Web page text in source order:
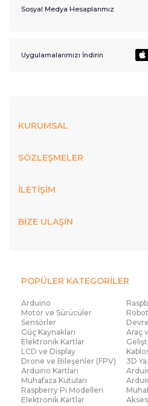
Sosyal Medya Hesaplarımız
Uygulamalarımızı İndirin
KURUMSAL
SÖZLEŞMELER
İLETİŞİM
BİZE ULAŞIN
POPÜLER KATEGORİLER
Arduino
Motor ve Sürücüler
Sensörler
Güç Kaynakları
Araç
Elektronik Kartlar
LCD ve Display
Drone ve Bileşenler (FPV)
3D
Arduino Kartları
Muhafaza Kutuları
Raspberry Pi Modelleri
Elektronik Kartlar